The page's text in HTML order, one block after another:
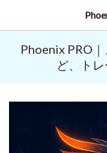
Phoenix PRO
ど、ト